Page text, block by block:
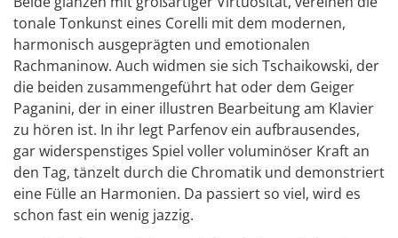
tonale Tonkunst eines Corelli mit dem modernen,
harmonisch ausgeprägten und emotionalen
Rachmaninow. Auch widmen sie sich Tschaikowski, der
die beiden zusammengeführt hat oder dem Geiger
Paganini, der in einer illustren Bearbeitung am Klavier
zu hören ist. In ihr legt Parfenov ein aufbrausendes,
gar widerspenstiges Spiel voller voluminöser Kraft an
den Tag, tänzelt durch die Chromatik und demonstriert
eine Fülle an Harmonien. Da passiert so viel, wird es
schon fast ein wenig jazzig.